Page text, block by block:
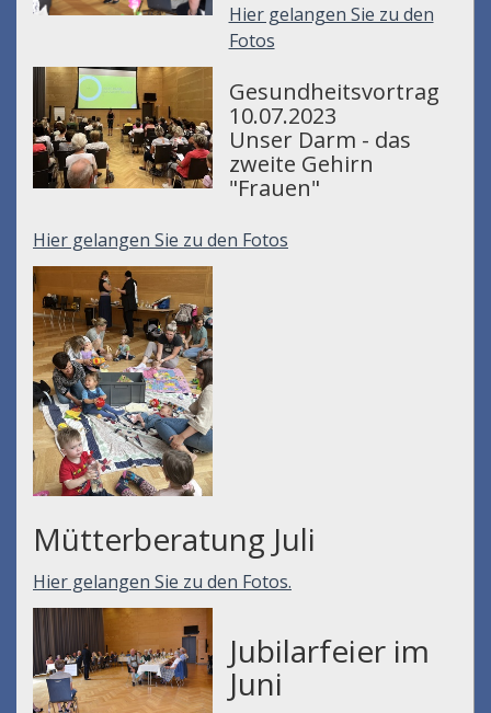
Hier gelangen Sie zu den
Fotos
Gesundheitsvortrag
10.07.2023
Unser Darm - das
zweite Gehirn
"Frauen"
Hier gelangen Sie zu den Fotos
Mütterberatung Juli
Hier gelangen Sie zu den Fotos.
Jubilarfeier im
Juni